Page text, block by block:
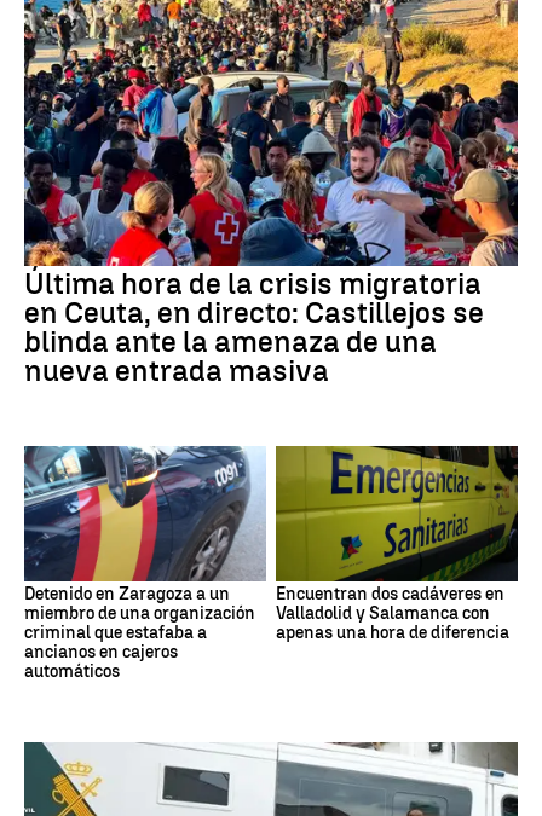
Última hora de la crisis migratoria
en Ceuta, en directo: Castillejos se
blinda ante la amenaza de una
nueva entrada masiva
Detenido en Zaragoza a un
miembro de una organización
criminal que estafaba a
ancianos en cajeros
automáticos
Encuentran dos cadáveres en
Valladolid y Salamanca con
apenas una hora de diferencia